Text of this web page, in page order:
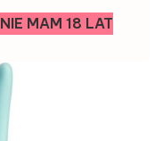
NIE MAM 18 LAT